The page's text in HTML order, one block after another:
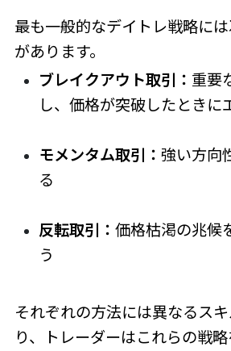
最も一般的なデイトレ戦略に
があります。
ブレイクアウト取引： 重要
し、価格が突破したときに
モメンタム取引： 強い方向
る
反転取引： 価格枯渇の兆候
う
それぞれの方法には異なるス
り、トレーダーはこれらの戦